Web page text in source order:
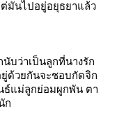
มันไปอยู่อยุธยาแล้ว
บว่าเป็นลูกที่นางรัก
ด้วยกันจะชอบกัดจิก
ธ์แม่ลูกย่อมผูกพัน ตา
ก